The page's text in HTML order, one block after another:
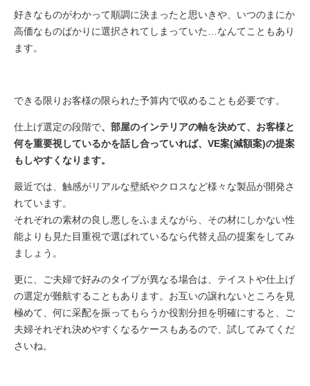
好きなものがわかって順調に決まったと思いきや、いつのまにか
高価なものばかりに選択されてしまっていた…なんてこともあり
ます。
できる限りお客様の限られた予算内で収めることも必要です。
仕上げ選定の段階で、部屋のインテリアの軸を決めて、お客様と
何を重要視しているかを話し合っていれば、VE案(減額案)の提案
もしやすくなります。
最近では、触感がリアルな壁紙やクロスなど様々な製品が開発さ
れています。
それぞれの素材の良し悪しをふまえながら、その材にしかない性
能よりも見た目重視で選ばれているなら代替え品の提案をしてみ
ましょう。
更に、ご夫婦で好みのタイプが異なる場合は、テイストや仕上げ
の選定が難航することもあります。お互いの譲れないところを見
極めて、何に采配を振ってもらうか役割分担を明確にすると、ご
夫婦それぞれ決めやすくなるケースもあるので、試してみてくだ
さいね。